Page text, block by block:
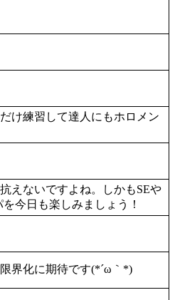
け練習して達人にもホロメン
えないですよね。しかもSEや
今日も楽しみましょう！
界化に期待です(*´ω｀*)